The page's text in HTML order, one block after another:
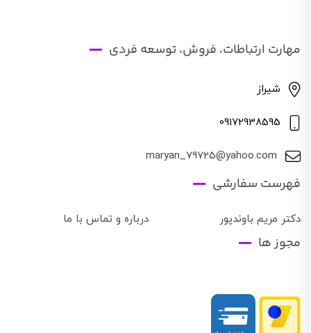
مهارت ارتباطات، فروش، توسعه فردی
شیراز
09172938595
maryan_79725@yahoo.com
فهرست سفارشی
دکتر مریم باوندپور درباره و تماس با ما
مجوز ها